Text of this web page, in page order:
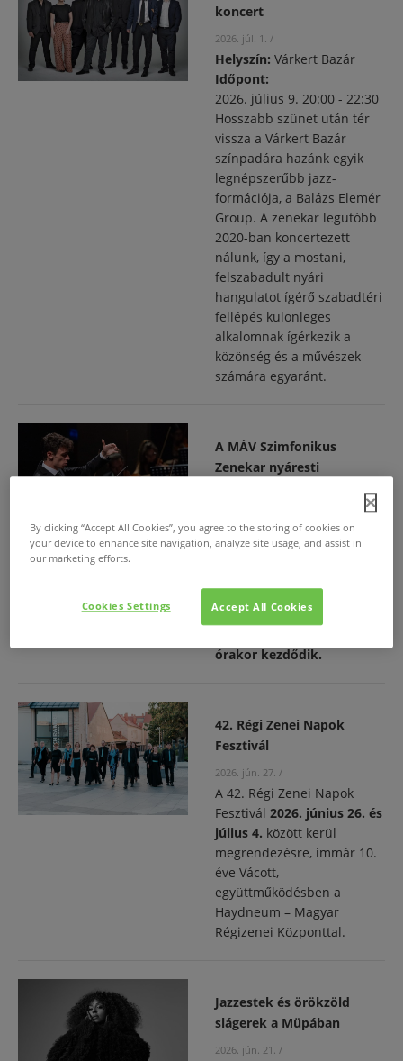
koncert
2026. júl. 1. /
Helyszín: Várkert Bazár
Időpont:
2026. július 9. 20:00 - 22:30
Hosszabb szünet után tér
vissza a Várkert Bazár
színpadára hazánk egyik
legnépszerűbb jazz-
formációja, a Balázs Elemér
Group. A zenekar legutóbb
2020-ban koncertezett
nálunk, így a mostani,
felszabadult nyári
hangulatot ígérő szabadtéri
fellépés különleges
alkalomnak ígérkezik a
közönség és a művészek
számára egyaránt.
A MÁV Szimfonikus
Zenekar nyáresti
1., A MÁV Szimfonikus
Zenekar nyáresti
utolsó előadása az Olasz
Kultúrintézet Dísztermében,
órakor kezdődik.
42. Régi Zenei Napok
Fesztivál
2026. jún. 27. /
A 42. Régi Zenei Napok
Fesztivál 2026. június 26. és
július 4. között kerül
megrendezésre, immár 10.
éve Vácott,
együttműködésben a
Haydneum – Magyar
Régizenei Központtal.
Jazzestek és örökzöld
slágerek a Müpában
2026. jún. 21. /
By clicking “Accept All Cookies”, you agree to the storing of cookies on
your device to enhance site navigation, analyze site usage, and assist in
our marketing efforts.
Accept All Cookies
Cookies Settings